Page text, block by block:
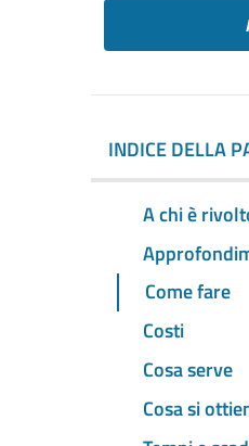
INDICE DELLA
A chi è
Come fare
Costi
Cosa serve
Cosa si